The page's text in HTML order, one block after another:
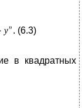
. (6.3)
в квадратных